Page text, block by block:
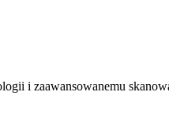
i zaawansowanemu